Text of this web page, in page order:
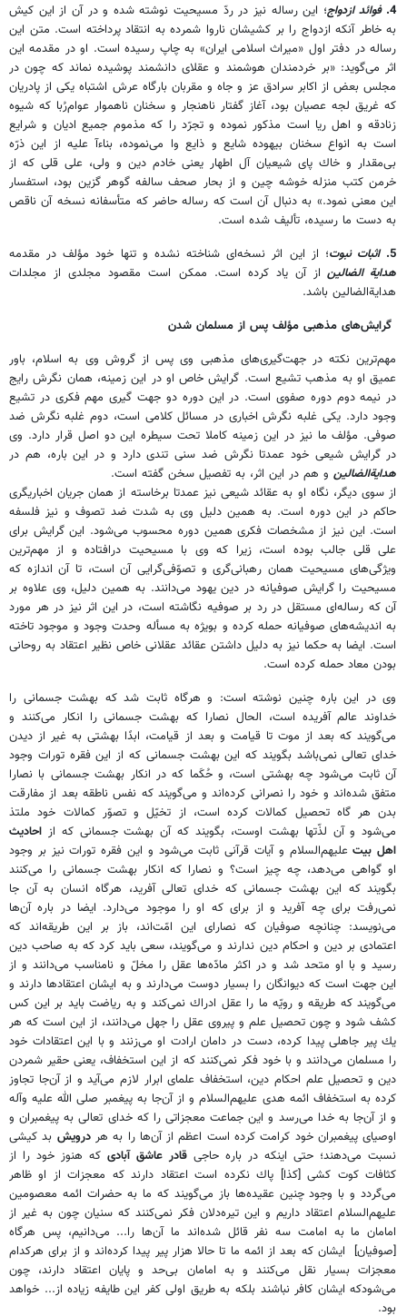
4. فوائد ازدواج؛ اين رساله نيز در ردّ مسيحيت نوشته شده و در آن از اين كيش
به خاطر آنكه ازدواج را بر كشيشان ناروا شمرده به انتقاد پرداخته است. متن اين
رساله در دفتر اول «ميراث اسلامى ايران» به چاپ رسيده است. او در مقدمه اين
اثر مى‌گويد: «بر خردمندان هوشمند و عقلاى دانشمند پوشيده نماند كه چون در
مجلس بعض از اكابر سرادق عز و جاه و مقربان بارگاه عرش اشتباه يكى از پادريان
كه غريق لجه عصيان بود، آغاز گفتار ناهنجار و سخنان ناهموار عوام‌رُبا كه شيوه
زنادقه و اهل ريا است مذكور نموده و تجرّد را كه مذموم جميع اديان و شرايع
است به انواع سخنان بيهوده شايع و ذايع وا مى‌نموده، بناءآ عليه از اين ذرّه
بى‌مقدار و خاك پاى شيعيان آل اطهار يعنى خادم دين و ولى، على قلى كه از
خرمن كتب منزله خوشه چين و از بحار صحف سالفه گوهر گزين بود، استفسار
اين معنى نمود.» به دنبال آن است كه رساله حاضر كه متأسفانه نسخه آن ناقص
به دست ما رسيده، تأليف شده است.
5. اثبات نبوت؛ از اين اثر نسخه‌اى شناخته نشده و تنها خود مؤلف در مقدمه
هداية الضالين از آن ياد كرده است. ممكن است مقصود مجلدى از مجلدات
هداية‌الضالين باشد.
گرايش‌هاى مذهبى مؤلف پس از مسلمان شدن
مهم‌ترين نكته در جهت‌گيرى‌هاى مذهبى وى پس از گروش وى به اسلام، باور
عميق او به مذهب تشيع است. گرايش خاص او در اين زمينه، همان نگرش رايج
در نيمه دوم دوره صفوى است. در اين دوره دو جهت گيرى مهم فكرى در تشيع
وجود دارد. يكى غلبه نگرش اخبارى در مسائل كلامى است، دوم غلبه نگرش ضد
صوفى. مؤلف ما نيز در اين زمينه كاملا تحت سيطره اين دو اصل قرار دارد. وى
در گرايش شيعى خود عمدتا نگرش ضد سنى تندى دارد و در اين باره، هم در
هداية‌الضالينو هم در اين اثر، به تفصيل سخن گفته است.
از سوى ديگر، نگاه او به عقائد شيعى نيز عمدتا برخاسته از همان جريان اخباريگرى
حاكم در اين دوره است. به همين دليل وى به شدت ضد تصوف و نيز فلسفه
است. اين نيز از مشخصات فكرى همين دوره محسوب مى‌شود. اين گرايش براى
على قلى جالب بوده است، زيرا كه وى با مسيحيت درافتاده و از مهم‌ترين
ويژگى‌هاى مسيحيت همان رهبانى‌گرى و تصوّفى‌گرايى آن است، تا آن اندازه كه
مسيحيت را گرايش صوفيانه در دين يهود مى‌دانند. به همين دليل، وى علاوه بر
آن كه رساله‌اى مستقل در رد بر صوفيه نگاشته است، در اين اثر نيز در هر مورد
به انديشه‌هاى صوفيانه حمله كرده و بويژه به مسأله وحدت وجود و موجود تاخته
است. ايضا به حكما نيز به دليل داشتن عقائد عقلانى خاص نظير اعتقاد به روحانى
بودن معاد حمله كرده است.
وى در اين باره چنين نوشته است: و هرگاه ثابت شد كه بهشت جسمانى را
خداوند عالم آفريده است، الحال نصارا كه بهشت جسمانى را انكار مى‌كنند و
مى‌گويند كه بعد از موت تا قيامت و بعد از قيامت، ابدًا بهشتى به غير از ديدن
خداى تعالى نمى‌باشد بگويند كه اين بهشت جسمانى كه از اين فقره تورات وجود
آن ثابت مى‌شود چه بهشتى است، و حُكَما كه در انكار بهشت جسمانى با نصارا
متفق شده‌اند و خود را نصرانى كرده‌اند و مى‌گويند كه نفس ناطقه بعد از مفارقت
بدن هر گاه تحصيل كمالات كرده است، از تخيّل و تصوّر كمالات خود ملتذ
مى‌شود و آن لذّتها بهشت اوست، بگويند كه آن بهشت جسمانى كه از احاديث
اهل بيت عليهم‌السلام و آيات قرآنى ثابت مى‌شود و اين فقره تورات نيز بر وجود
او گواهى مى‌دهد، چه چيز است؟ و نصارا كه انكار بهشت جسمانى را مى‌كنند
بگويند كه اين بهشت جسمانى كه خداى تعالى آفريد، هرگاه انسان به آن جا
نمى‌رفت براى چه آفريد و از براى كه او را موجود مى‌دارد. ايضا در باره آن‌ها
مى‌نويسد: چنانچه صوفيان كه نصاراى اين امّت‌اند، باز بر اين طريقه‌اند كه
اعتمادى بر دين و احكام دين ندارند و مى‌گويند، سعى بايد كرد كه به صاحب دين
رسيد و با او متحد شد و در اكثر مادّه‌ها عقل را مخلّ و نامناسب مى‌دانند و از
اين جهت است كه ديوانگان را بسيار دوست مى‌دارند و به ايشان اعتقادها دارند و
مى‌گويند كه طريقه و رويّه ما را عقل ادراك نمى‌كند و به رياضت بايد بر اين كس
كشف شود و چون تحصيل علم و پيروى عقل را جهل مى‌دانند، از اين است كه هر
يك پير جاهلى پيدا كرده، دست در دامان ارادت او مى‌زنند و با اين اعتقادات خود
را مسلمان مى‌دانند و با خود فكر نمى‌كنند كه از اين استخفاف، يعنى حقير شمردن
دين و تحصيل علم احكام دين، استخفاف علماى ابرار لازم مى‌آيد و از آن‌جا تجاوز
كرده به استخفاف ائمه هدى عليهم‌السلام و از آن‌جا به پيغمبر صلى الله عليه وآله
و از آن‌جا به خدا مى‌رسد و اين جماعت معجزاتى را كه خداى تعالى به پيغمبران و
اوصياى پيغمبران خود كرامت كرده است اعظم از آن‌ها را به هردرويش بد كيشى
نسبت مى‌دهند؛ حتى اينكه در باره حاجى قادر عاشق آبادىكه هنوز خود را از
كثافات كوت كشى[كذا] پاك نكرده است اعتقاد دارند كه معجزات از او ظاهر
مى‌گردد و با وجود چنين عقيده‌ها باز مى‌گويند كه ما به حضرات ائمه معصومين
عليهم‌السلام اعتقاد داريم و اين تيره‌دلان فكر نمى‌كنند كه سنيان چون به غير از
امامان ما به امامت سه نفر قائل شده‌اند ما آن‌ها را... مى‌دانيم، پس هرگاه
[صوفيان] ايشان كه بعد از ائمه ما تا حالا هزار پير پيدا كرده‌اند و از براى هركدام
معجزات بسيار نقل مى‌كنند و به امامان بى‌حد و پايان اعتقاد دارند، چون
مى‌شودكه ايشان كافر نباشند بلكه به طريق اولى كفر اين طايفه زياده از... خواهد
بود.